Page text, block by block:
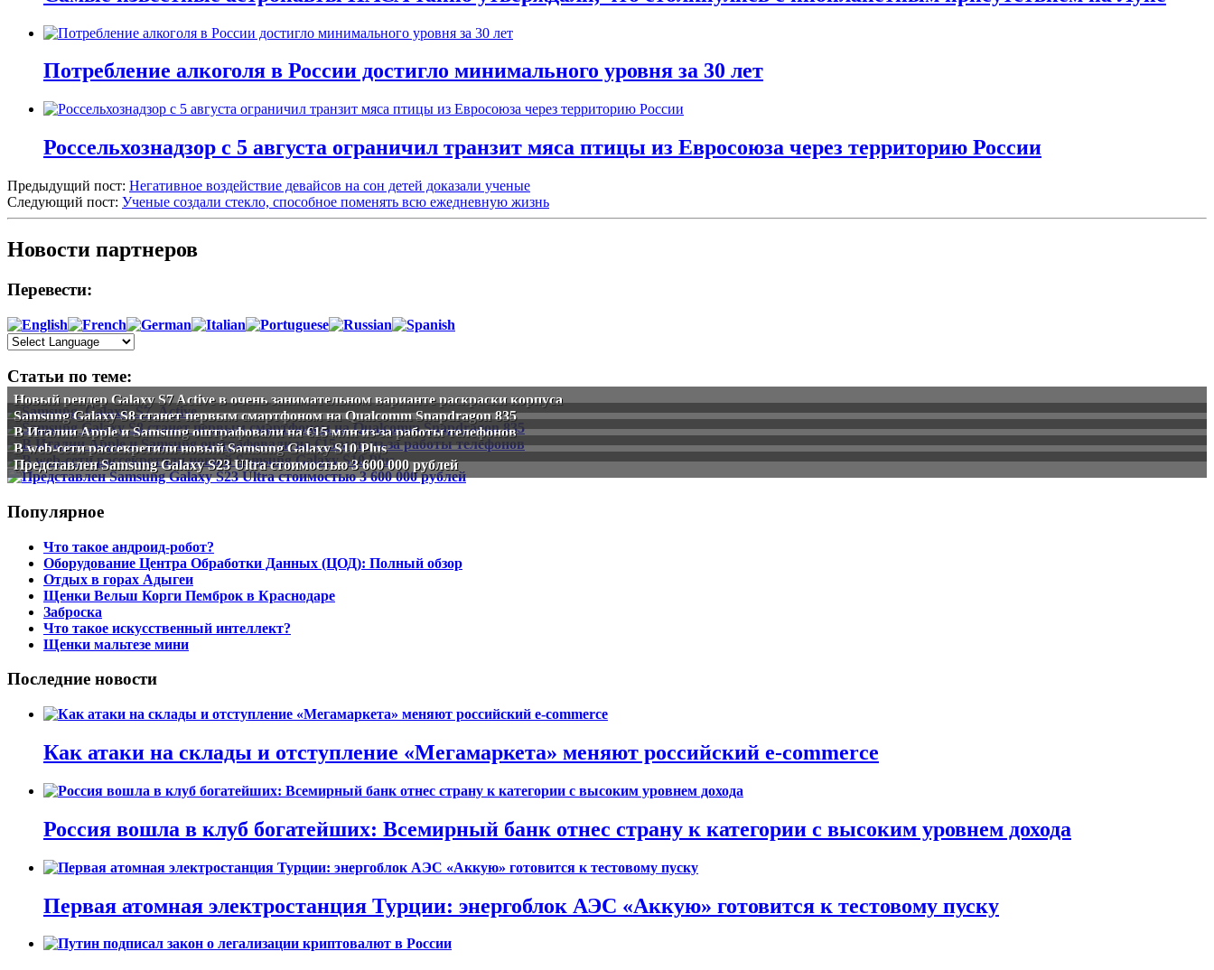
Потребление алкоголя в России достигло минимального уровня за 30 лет
Россельхознадзор с 5 августа ограничил транзит мяса птицы из Евросоюза через территорию России
Предыдущий пост: Негативное воздействие девайсов на сон детей доказали ученые
Следующий пост: Ученые создали стекло, способное поменять всю ежедневную жизнь
Новости партнеров
Перевести:
Статьи по теме:
Новый рендер Galaxy S7 Active в очень занимательном варианте раскраски корпуса
Samsung Galaxy S8 станет первым смартфоном на Qualcomm Snapdragon 835
В Италии Apple и Samsung оштрафовали на €15 млн из-за работы телефонов
В web-сети рассекретили новый Samsung Galaxy S10 Plus
Представлен Samsung Galaxy S23 Ultra стоимостью 3 600 000 рублей
Популярное
Что такое андроид-робот?
Оборудование Центра Обработки Данных (ЦОД): Полный обзор
Отдых в горах Адыгеи
Щенки Вельш Корги Пемброк в Краснодаре
Заброска
Что такое искусственный интеллект?
Щенки мальтезе мини
Последние новости
Как атаки на склады и отступление «Мегамаркета» меняют российский e-commerce
Россия вошла в клуб богатейших: Всемирный банк отнес страну к категории с высоким уровнем дохода
Первая атомная электростанция Турции: энергоблок АЭС «Аккую» готовится к тестовому пуску